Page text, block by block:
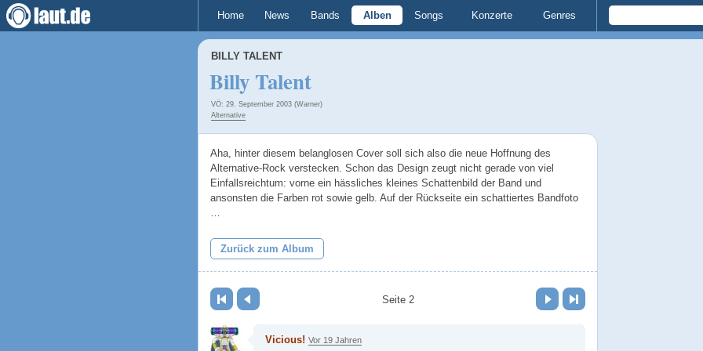
Home News Bands Alben Songs Konzerte Genres
BILLY TALENT
Billy Talent
VÖ: 29. September 2003 (Warner)
Alternative
Aha, hinter diesem belanglosen Cover soll sich also die neue Hoffnung des
Alternative-Rock verstecken. Schon das Design zeugt nicht gerade von viel
Einfallsreichtum: vorne ein hässliches kleines Schattenbild der Band und
ansonsten die Farben rot sowie gelb. Auf der Rückseite ein schattiertes Bandfoto
…
Zurück zum Album
Seite 2
Vor Letzte Seite
Vicious! Vor 19 Jahren